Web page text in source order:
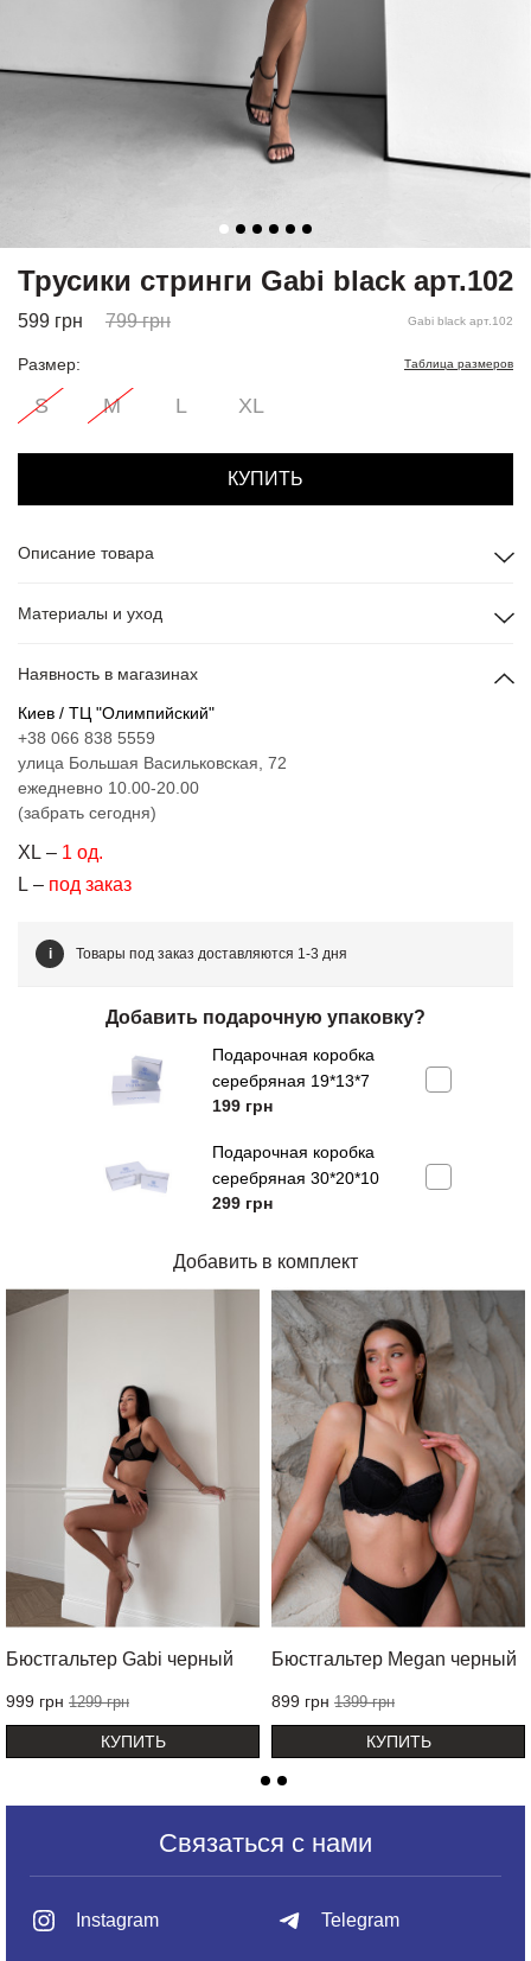
Трусики стринги Gabi black арт.102
599 грн 799грн Gabi black арт.102
Размер: Таблица размеров
S M L XL
КУПИТЬ
Описание товара
Материалы и уход
Наявность в магазинах
Киев / ТЦ "Олимпийский"
+38 066 838 5559
улица Большая Васильковская, 72
ежедневно 10.00-20.00
(забрать сегодня)
XL – 1 од.
L – под заказ
i Товары под заказ доставляются 1-3 дня
Добавить подарочную упаковку?
Подарочная коробка
серебряная 19*13*7
199 грн
Подарочная коробка
серебряная 30*20*10
299 грн
Добавить в комплект
Бюстгальтер Gabi черный
999 грн 1299 грн
КУПИТЬ
Бюстгальтер Megan черный
899 грн 1399 грн
КУПИТЬ
Связаться с нами
Instagram Telegram